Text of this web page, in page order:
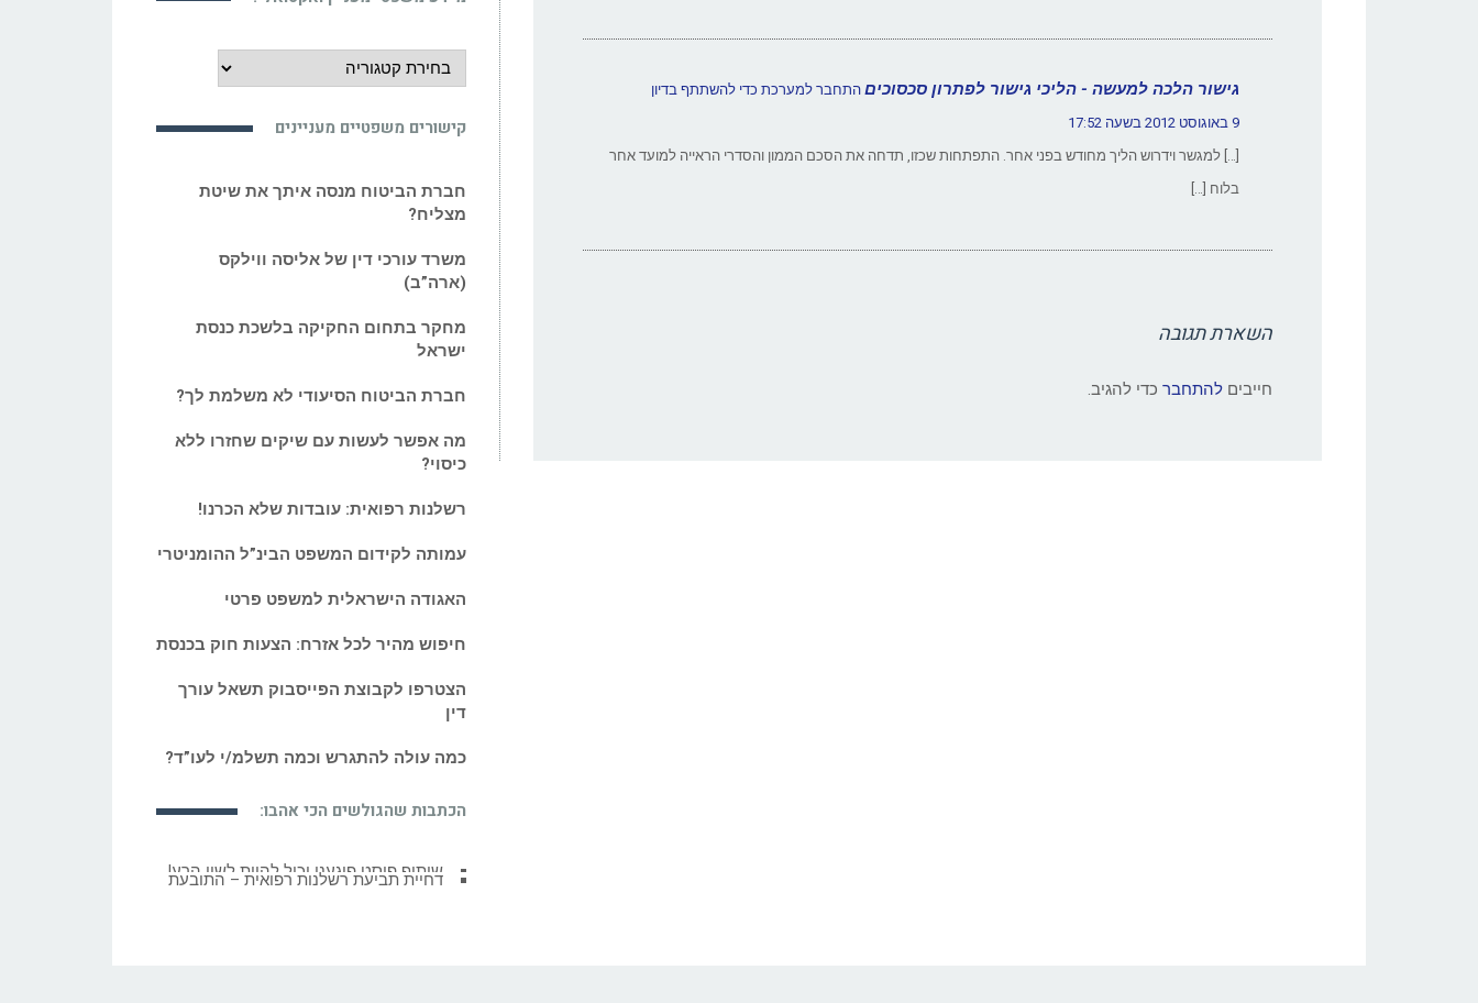
גישור הלכה למעשה - הליכי גישור לפתרון סכסוכים התחבר למערכת כדי להשתתף בדיון
9 באוגוסט 2012 בשעה 17:52
[…] למגשר וידרוש הליך מחודש בפני אחר. התפתחות שכזו, תדחה את הסכם הממון והסדרי הראייה למועד אחר
בלוח […]
השארת תגובה
חייבים להתחבר כדי להגיב.
מידע
משפטי
ואקטואלי:
קישורים משפטיים מעניינים
חברת הביטוח מנסה איתך את שיטת
מצליח?
משרד עורכי דין של אליסה ווילקס
(ארה”ב)
מחקר בתחום החקיקה בלשכת כנסת
ישראל
חברת הביטוח הסיעודי לא משלמת לך?
מה אפשר לעשות עם שיקים שחזרו ללא
כיסוי?
רשלנות רפואית: עובדות שלא הכרנו!
עמותה לקידום המשפט הבינ”ל ההומניטרי
האגודה הישראלית למשפט פרטי
חיפוש מהיר לכל אזרח: הצעות חוק בכנסת
הצטרפו לקבוצת הפייסבוק תשאל עורך
דין
כמה עולה להתגרש וכמה תשלמ/י לעו”ד?
הכתבות שהגולשים הכי אהבו:
דחיית תביעת רשלנות רפואית – התובעת
סרבה לבדיקת מי שפיר